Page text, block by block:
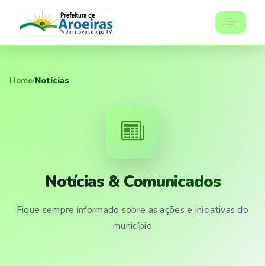
Home/Notícias
Notícias & Comunicados
Fique sempre informado sobre as ações e iniciativas do
município